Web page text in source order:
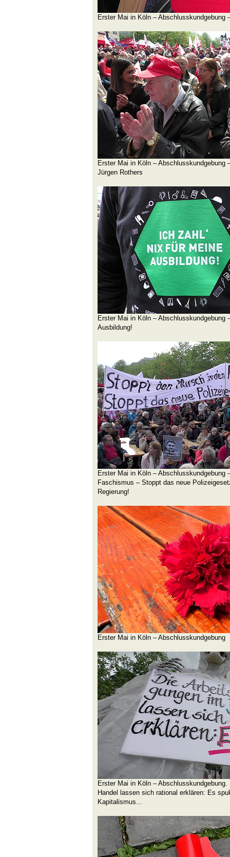
Erster Mai in Köln – Abschlusskundgebung
Erster Mai in Köln – Abschlusskundgebung
Jürgen Rothers
Erster Mai in Köln – Abschlusskundgebung
Ausbildung!
Erster Mai in Köln – Abschlusskundgebung
Faschismus – Stoppt das neue
Regierung!
Erster Mai in Köln – Abschlusskundgebung
Erster Mai in Köln –
Handel lassen sich rational erklären: Es
Kapitalismus...